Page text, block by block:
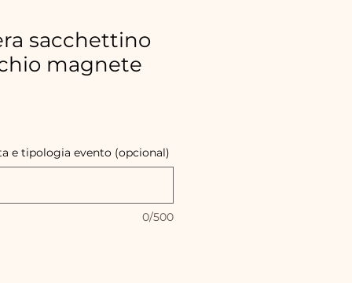
sacchettino
magnete
e tipologia evento (opcional)
0/500